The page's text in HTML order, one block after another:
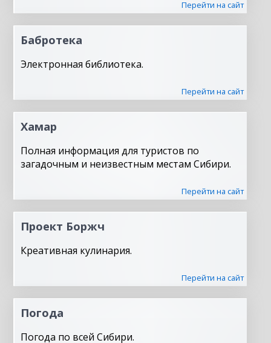
Перейти на сайт
Бабротека
Электронная библиотека.
Перейти на сайт
Хамар
Полная информация для туристов по
загадочным и неизвестным местам Сибири.
Перейти на сайт
Проект Боржч
Креативная кулинария.
Перейти на сайт
Погода
Погода по всей Сибири.